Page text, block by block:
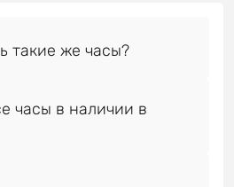
часы в наличии в